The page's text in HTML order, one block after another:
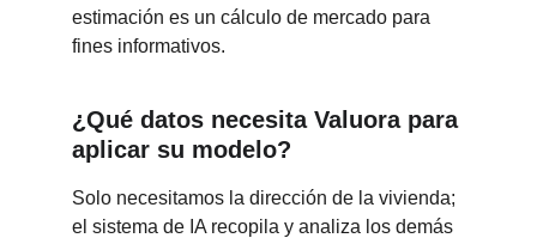
estimación es un cálculo de mercado para
fines informativos.
¿Qué datos necesita Valuora para
aplicar su modelo?
Solo necesitamos la dirección de la vivienda;
el sistema de IA recopila y analiza los demás